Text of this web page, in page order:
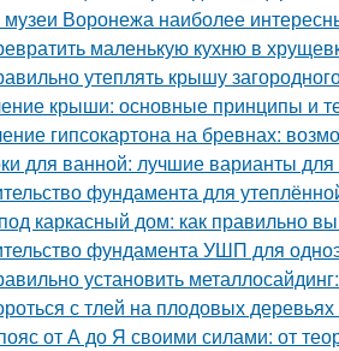
музеи Воронежа наиболее
маленькую кухню в
утеплять крышу
крыши: основные принципы и
гипсокартона на бревнах:
для ванной: лучшие варианты
фундамента для
каркасный дом: как правильно
фундамента УШП для
установить
с тлей на плодовых
от А до Я своими силами: от